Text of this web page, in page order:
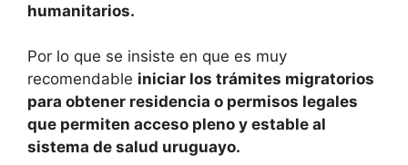
humanitarios.
Por lo que se insiste en que es muy
recomendable iniciar los trámites migratorios
para obtener residencia o permisos legales
que permiten acceso pleno y estable al
sistema de salud uruguayo.